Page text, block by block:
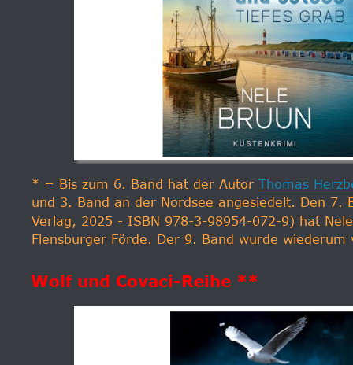
* = Bis zum 6. Band hat der Autor Thomas
und 3. Band an der Nordsee angesiedelt. Den 7.
Verlag, 2025 - ISBN 978-3-98954-072-9) hat
Flensburger Förde. Der 9. Band wurde
Wolf und Covaci-Reihe **